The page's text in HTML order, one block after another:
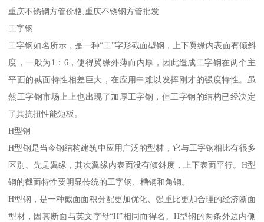
重庆不锈钢方管价格,重庆不锈钢方管批发
工字钢
工字钢如名所示，是一种“工”字形截面型钢，上下翼缘内表面有倾斜
度，一般为1：6，使得翼缘外薄而内厚，因此造成工字钢在两个主
平面的截面特性相差巨大，在应用中难以发挥刚才的强度特性。虽
然工字钢市场上上也出现了加厚工字钢，但工字钢的结构已经决定
了其抗扭性能短板。
H型钢
H型钢是当今钢结构建筑中应用广泛的型材，它与工字钢相比有很多
区别。先是翼缘，其次翼缘内表面没有倾斜度，上下表面平行。H型
钢的截面特性要明显传统的工字钢、槽钢和角钢。
H型钢，是一种截面面积分配更加优化、强重比更加合理的经济断面
型材，因其断面与英文字母“H”相同而得名。H型钢的两条外边内侧